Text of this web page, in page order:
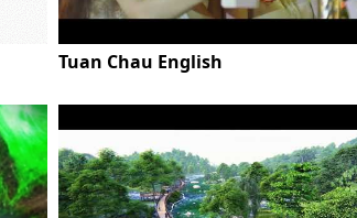
Tuan Chau English